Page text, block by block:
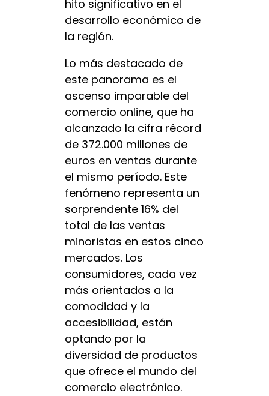
hito significativo en el
desarrollo económico de
la región.
Lo más destacado de
este panorama es el
ascenso imparable del
comercio online, que ha
alcanzado la cifra récord
de 372.000 millones de
euros en ventas durante
el mismo período. Este
fenómeno representa un
sorprendente 16% del
total de las ventas
minoristas en estos cinco
mercados. Los
consumidores, cada vez
más orientados a la
comodidad y la
accesibilidad, están
optando por la
diversidad de productos
que ofrece el mundo del
comercio electrónico.